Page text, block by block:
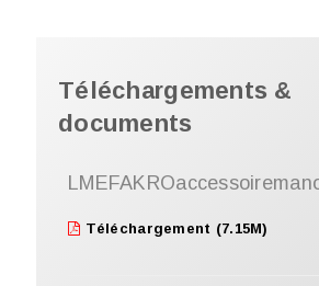
Téléchargements &
documents
Téléchargement (7.15M)